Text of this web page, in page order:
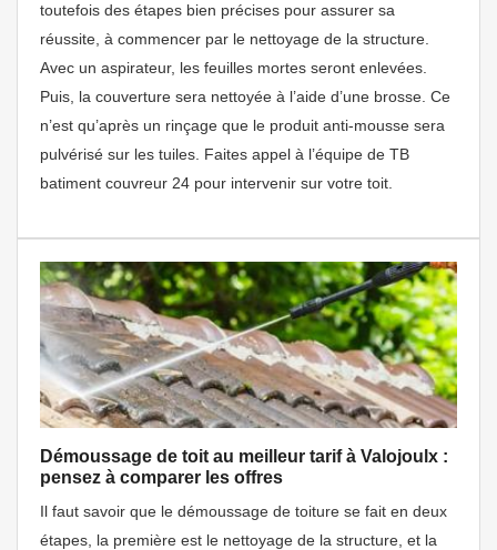
toutefois des étapes bien précises pour assurer sa
réussite, à commencer par le nettoyage de la structure.
Avec un aspirateur, les feuilles mortes seront enlevées.
Puis, la couverture sera nettoyée à l’aide d’une brosse. Ce
n’est qu’après un rinçage que le produit anti-mousse sera
pulvérisé sur les tuiles. Faites appel à l’équipe de TB
batiment couvreur 24 pour intervenir sur votre toit.
Démoussage de toit au meilleur tarif à Valojoulx :
pensez à comparer les offres
Il faut savoir que le démoussage de toiture se fait en deux
étapes, la première est le nettoyage de la structure, et la